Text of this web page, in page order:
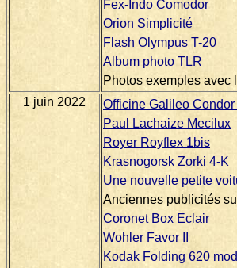
Fex-Indo Comodor
Orion Simplicité
Flash Olympus T-20
Album photo TLR
Photos exemples avec
1 juin 2022
Officine Galileo Condor I
Paul Lachaize Mecilux
Royer Royflex 1bis
Krasnogorsk Zorki 4-K
Une nouvelle petite
Anciennes publicités
Coronet Box Eclair
Wohler Favor II
Kodak Folding 620